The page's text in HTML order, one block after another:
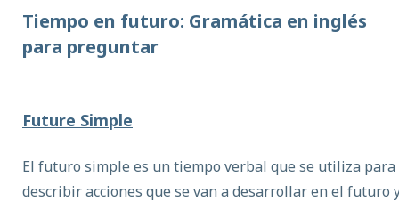
Tiempo en futuro: Gramática en inglés
para preguntar
Future Simple
El futuro simple es un tiempo verbal que se utiliza para
describir acciones que se van a desarrollar en el futuro